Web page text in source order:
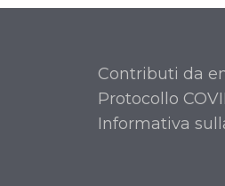
Contributi da
Protocollo
Informativa